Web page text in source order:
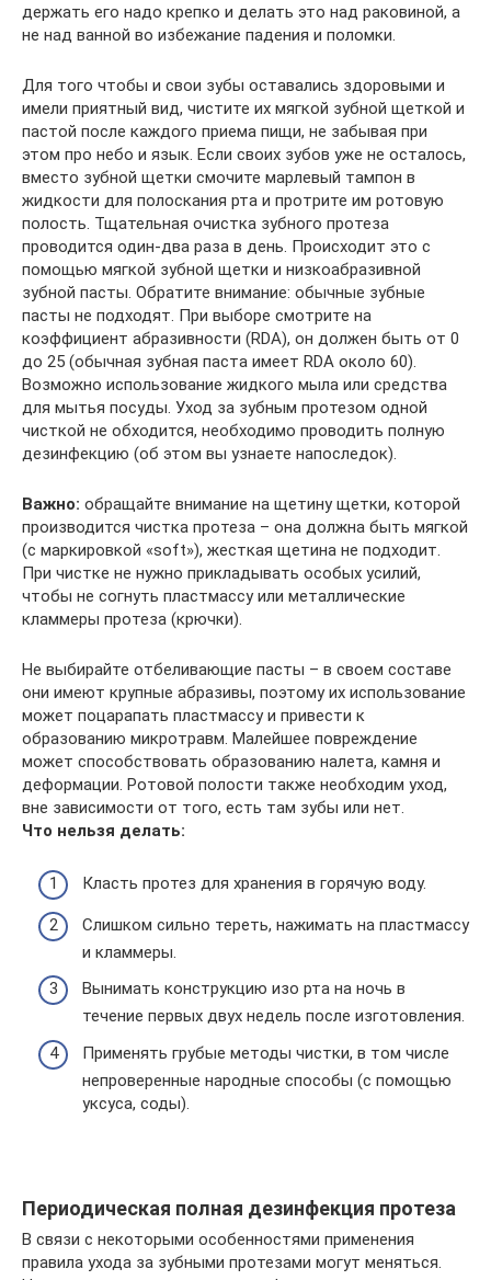
держать его надо крепко и делать это над раковиной, а
не над ванной во избежание падения и поломки.
Для того чтобы и свои зубы оставались здоровыми и
имели приятный вид, чистите их мягкой зубной щеткой и
пастой после каждого приема пищи, не забывая при
этом про небо и язык. Если своих зубов уже не осталось,
вместо зубной щетки смочите марлевый тампон в
жидкости для полоскания рта и протрите им ротовую
полость. Тщательная очистка зубного протеза
проводится один-два раза в день. Происходит это с
помощью мягкой зубной щетки и низкоабразивной
зубной пасты. Обратите внимание: обычные зубные
пасты не подходят. При выборе смотрите на
коэффициент абразивности (RDA), он должен быть от 0
до 25 (обычная зубная паста имеет RDA около 60).
Возможно использование жидкого мыла или средства
для мытья посуды. Уход за зубным протезом одной
чисткой не обходится, необходимо проводить полную
дезинфекцию (об этом вы узнаете напоследок).
Важно: обращайте внимание на щетину щетки, которой
производится чистка протеза – она должна быть мягкой
(с маркировкой «soft»), жесткая щетина не подходит.
При чистке не нужно прикладывать особых усилий,
чтобы не согнуть пластмассу или металлические
кламмеры протеза (крючки).
Не выбирайте отбеливающие пасты – в своем составе
они имеют крупные абразивы, поэтому их использование
может поцарапать пластмассу и привести к
образованию микротравм. Малейшее повреждение
может способствовать образованию налета, камня и
деформации. Ротовой полости также необходим уход,
вне зависимости от того, есть там зубы или нет.
Что нельзя делать:
Класть протез для хранения в горячую воду.
Слишком сильно тереть, нажимать на пластмассу
и кламмеры.
Вынимать конструкцию изо рта на ночь в
течение первых двух недель после изготовления.
Применять грубые методы чистки, в том числе
непроверенные народные способы (с помощью
уксуса, соды).
Периодическая полная дезинфекция протеза
В связи с некоторыми особенностями применения
правила ухода за зубными протезами могут меняться.